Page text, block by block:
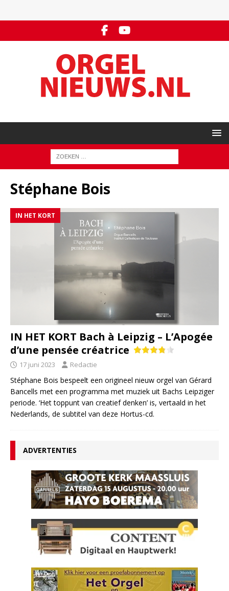
Stéphane Bois
IN HET KORT
IN HET KORT Bach à Leipzig – L’Apogée
d’une pensée créatrice
17 juni 2023 Redactie
Stéphane Bois bespeelt een origineel nieuw orgel van Gérard
Bancells met een programma met muziek uit Bachs Leipziger
periode. ‘Het toppunt van creatief denken’ is, vertaald in het
Nederlands, de subtitel van deze Hortus-cd.
ADVERTENTIES